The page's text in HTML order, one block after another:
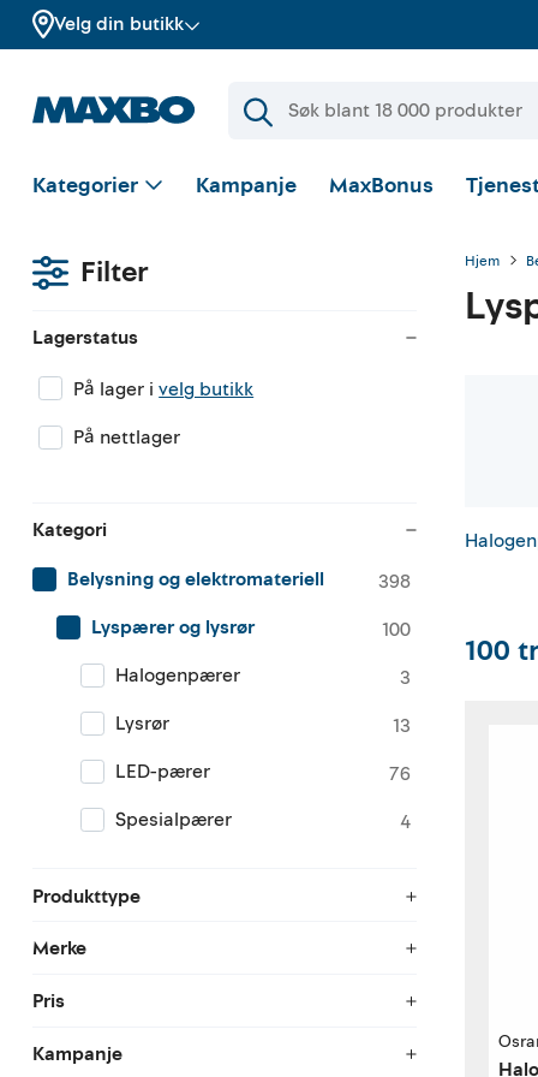
Velg din butikk
Kategorier Kampanje MaxBonus
Filter
Lagerstatus
På lager ivelg butikk
På nettlager
Kategori
Belysning og elektromateriell
398
Lyspærer og lysrør
100
Halogenpærer
3
Lysrør
13
LED-pærer
76
Spesialpærer
4
Produkttype
Merke
Pris
Kampanje
Hjem
100